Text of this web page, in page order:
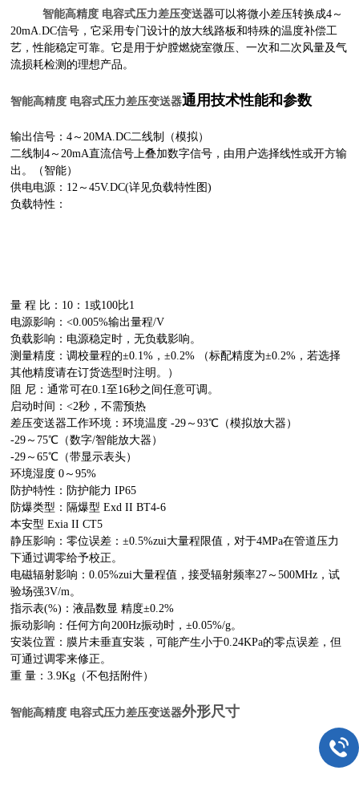
智能高精度 电容式压力差压变送器可以将微小差压转换成4～
20mA.DC信号，它采用专门设计的放大线路板和特殊的温度补偿工
艺，性能稳定可靠。它是用于炉膛燃烧室微压、一次和二次风量及气
流损耗检测的理想产品。
智能高精度 电容式压力差压变送器通用技术性能和参数
输出信号：4～20MA.DC二线制（模拟）
二线制4～20mA直流信号上叠加数字信号，由用户选择线性或开方输
出。（智能）
供电电源：12～45V.DC(详见负载特性图)
负载特性：
量 程 比：10：1或100比1
电源影响：<0.005%输出量程/V
负载影响：电源稳定时，无负载影响。
测量精度：调校量程的±0.1%，±0.2% （标配精度为±0.2%，若选择
其他精度请在订货选型时注明。）
阻 尼：通常可在0.1至16秒之间任意可调。
启动时间：<2秒，不需预热
差压变送器工作环境：环境温度 -29～93℃（模拟放大器）
-29～75℃（数字/智能放大器）
-29～65℃（带显示表头）
环境湿度 0～95%
防护特性：防护能力 IP65
防爆类型：隔爆型 Exd II BT4-6
本安型 Exia II CT5
静压影响：零位误差：±0.5%zui大量程限值，对于4MPa在管道压力
下通过调零给予校正。
电磁辐射影响：0.05%zui大量程值，接受辐射频率27～500MHz，试
验场强3V/m。
指示表(%)：液晶数显 精度±0.2%
振动影响：任何方向200Hz振动时，±0.05%/g。
安装位置：膜片未垂直安装，可能产生小于0.24KPa的零点误差，但
可通过调零来修正。
重 量：3.9Kg（不包括附件）
智能高精度 电容式压力差压变送器外形尺寸